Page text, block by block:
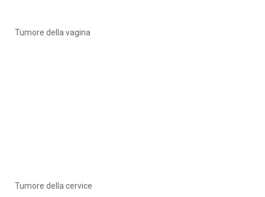
Tumore della vagina
Tumore della cervice